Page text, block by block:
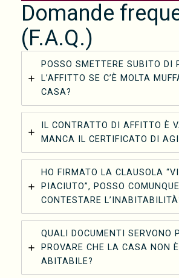
Domande
(F.A.Q.)
POSSO SMETTERE SUBITO DI
L’AFFITTO SE C’È MOLTA
CASA?
IL CONTRATTO DI AFFITTO È
MANCA IL CERTIFICATO DI
HO FIRMATO LA CLAUSOLA
PIACIUTO”, POSSO COMUNQUE
CONTESTARE
QUALI DOCUMENTI SERVONO
PROVARE CHE LA CASA NON È
ABITABILE?